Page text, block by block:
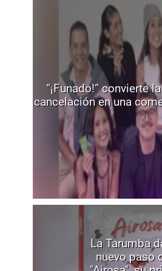
“¡Funado!” convierte
cancelación en una
La Tarumba
nuevo paso